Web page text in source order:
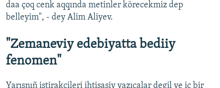
daa çoq cenk aqqında metinler körecekmiz dep
belleyim", - dey Alim Aliyev.
"Zemaneviy edebiyatta bediiy
fenomen"
Yarışnıñ iştirakçileri ihtisasiy yazıcalar degil ve iç bir